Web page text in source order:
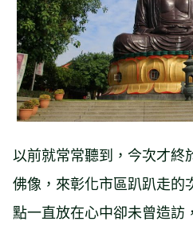
以前就常常聽到，今次才終
佛像，來彰化市區趴趴走的
點一直放在心中卻未曾造訪